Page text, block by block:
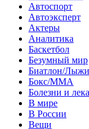
Автоспорт
Автоэксперт
Актеры
Аналитика
Баскетбол
Безумный мир
Биатлон/Лыжи
Бокс/MMA
Болезни и
В мире
В России
Вещи